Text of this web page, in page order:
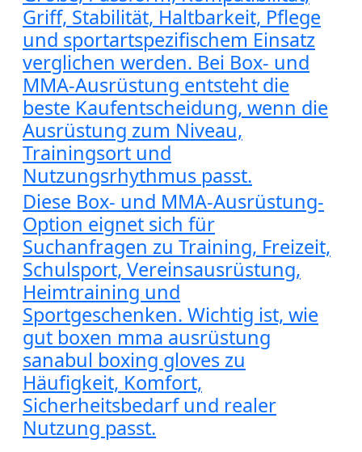
Griff, Stabilität, Haltbarkeit, Pflege
und sportartspezifischem Einsatz
verglichen werden. Bei Box- und
MMA-Ausrüstung entsteht die
beste Kaufentscheidung, wenn die
Ausrüstung zum Niveau,
Trainingsort und
Nutzungsrhythmus passt.
Diese Box- und MMA-Ausrüstung-
Option eignet sich für
Suchanfragen zu Training, Freizeit,
Schulsport, Vereinsausrüstung,
Heimtraining und
Sportgeschenken. Wichtig ist, wie
gut boxen mma ausrüstung
sanabul boxing gloves zu
Häufigkeit, Komfort,
Sicherheitsbedarf und realer
Nutzung passt.